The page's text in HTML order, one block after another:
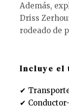
Además,
Driss
rodeado de
Incluye el
✔
✔